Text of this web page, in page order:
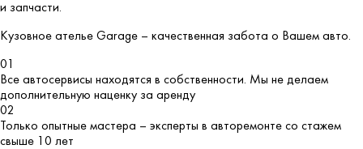
и запчасти.
Кузовное ателье Garage – качественная забота о Вашем авто.
01
Все автосервисы находятся в собственности. Мы не делаем
дополнительную наценку за аренду
02
Только опытные мастера – эксперты в авторемонте со стажем
свыше 10 лет